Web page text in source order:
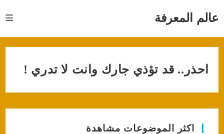
عالم المعرفة
احذر.. قد تؤذي جارك وانت لا تدري !
اكثر الموضوعات مشاهدة